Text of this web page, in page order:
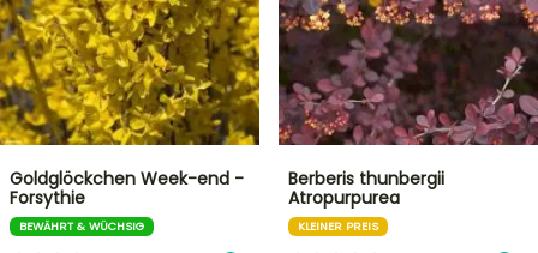
Goldglöckchen Week-end -
Forsythie
BEWÄHRT & WÜCHSIG
Berberis thunbergii
Atropurpurea
KLEINER PREIS